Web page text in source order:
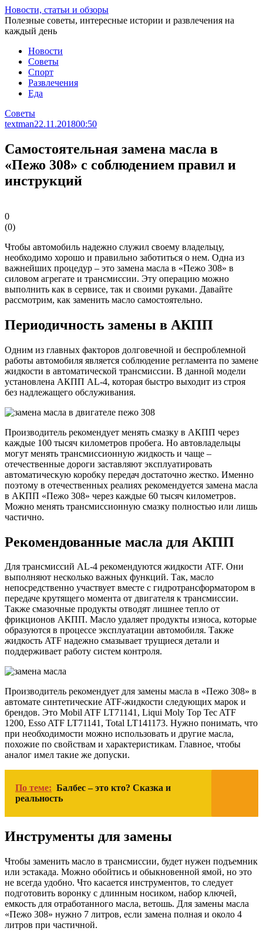
Перейти
к
статье
Новости, статьи и обзоры
Полезные советы, интересные истории и развлечения на
каждый день
Новости
Советы
Спорт
Развлечения
Еда
Советы
textman22.11.201800:50
Самостоятельная замена масла в
«Пежо 308» с соблюдением правил и
инструкций
0
(0)
Чтобы автомобиль надежно служил своему владельцу,
необходимо хорошо и правильно заботиться о нем. Одна из
важнейших процедур – это замена масла в «Пежо 308» в
силовом агрегате и трансмиссии. Эту операцию можно
выполнить как в сервисе, так и своими руками. Давайте
рассмотрим, как заменить масло самостоятельно.
Периодичность замены в АКПП
Одним из главных факторов долговечной и беспроблемной
работы автомобиля является соблюдение регламента по замене
жидкости в автоматической трансмиссии. В данной модели
установлена АКПП AL-4, которая быстро выходит из строя
без надлежащего обслуживания.
Производитель рекомендует менять смазку в АКПП через
каждые 100 тысяч километров пробега. Но автовладельцы
могут менять трансмиссионную жидкость и чаще –
отечественные дороги заставляют эксплуатировать
автоматическую коробку передач достаточно жестко. Именно
поэтому в отечественных реалиях рекомендуется замена масла
в АКПП «Пежо 308» через каждые 60 тысяч километров.
Можно менять трансмиссионную смазку полностью или лишь
частично.
Рекомендованные масла для АКПП
Для трансмиссий AL-4 рекомендуются жидкости ATF. Они
выполняют несколько важных функций. Так, масло
непосредственно участвует вместе с гидротрансформатором в
передаче крутящего момента от двигателя к трансмиссии.
Также смазочные продукты отводят лишнее тепло от
фрикционов АКПП. Масло удаляет продукты износа, которые
образуются в процессе эксплуатации автомобиля. Также
жидкость ATF надежно смазывает трущиеся детали и
поддерживает работу систем контроля.
Производитель рекомендует для замены масла в «Пежо 308» в
автомате синтетические ATF-жидкости следующих марок и
брендов. Это Mobil ATF LT71141, Liqui Moly Top Tec ATF
1200, Esso ATF LT71141, Total LT141173. Нужно понимать, что
при необходимости можно использовать и другие масла,
похожие по свойствам и характеристикам. Главное, чтобы
аналог имел такие же допуски.
По теме: Балбес – это кто? Сказка и
реальность
Инструменты для замены
Чтобы заменить масло в трансмиссии, будет нужен подъемник
или эстакада. Можно обойтись и обыкновенной ямой, но это
не всегда удобно. Что касается инструментов, то следует
подготовить воронку с длинным носиком, набор ключей,
емкость для отработанного масла, ветошь. Для замены масла
«Пежо 308» нужно 7 литров, если замена полная и около 4
литров при частичной.